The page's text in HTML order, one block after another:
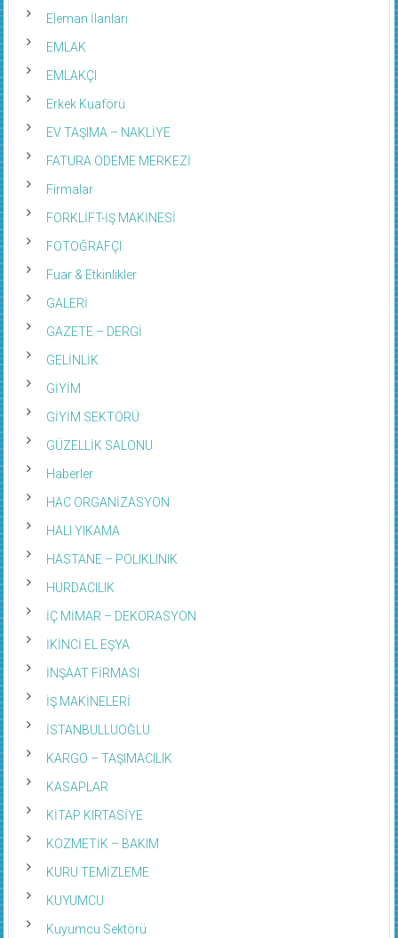
Eleman İlanları
EMLAK
EMLAKÇI
Erkek Kuaförü
EV TAŞIMA – NAKLİYE
FATURA ÖDEME MERKEZİ
Firmalar
FORKLİFT-İŞ MAKİNESİ
FOTOĞRAFÇI
Fuar & Etkinlikler
GALERİ
GAZETE – DERGİ
GELİNLİK
GİYİM
GİYİM SEKTÖRÜ
GÜZELLİK SALONU
Haberler
HAC ORGANİZASYON
HALI YIKAMA
HASTANE – POLIKLINIK
HURDACILIK
İÇ MİMAR – DEKORASYON
İKİNCİ EL EŞYA
İNŞAAT FİRMASI
İŞ MAKİNELERİ
İSTANBULLUOĞLU
KARGO – TAŞIMACILIK
KASAPLAR
KİTAP KIRTASİYE
KOZMETİK – BAKIM
KURU TEMİZLEME
KUYUMCU
Kuyumcu Sektörü